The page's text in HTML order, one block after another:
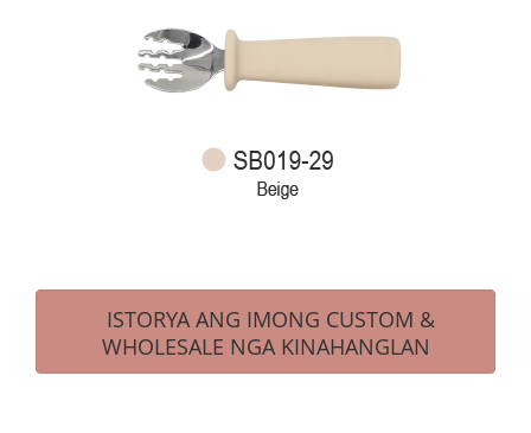
ISTORYA ANG IMONG CUSTOM &
WHOLESALE NGA KINAHANGLAN